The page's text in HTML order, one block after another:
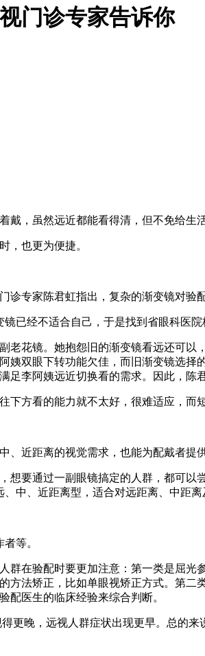
门诊专家告诉你
，虽然远近都能看得清，但不免给生
，也更为便捷。
专家陈君虹指出，复杂的渐变镜对验
已经不适合自己，于是找到省眼科医院
花镜。她抱怨旧的渐变镜看远还可
双眼下转功能欠佳，而旧渐变镜选
李阿姨远近切换看的需求。因此，陈
方看的能力就不太好，很难适应，而
近距离的视觉需求，也能为配戴者提
要通过一副眼镜搞定的人群，都可
中、近距离型，适合对远距离、中距离
等。
在验配时要更加注意：第一类是屈
方法矫正，比如单眼视矫正方式。第
配医生的临床经验来综合判断。
更晚，远视人群症状出现更早。总的